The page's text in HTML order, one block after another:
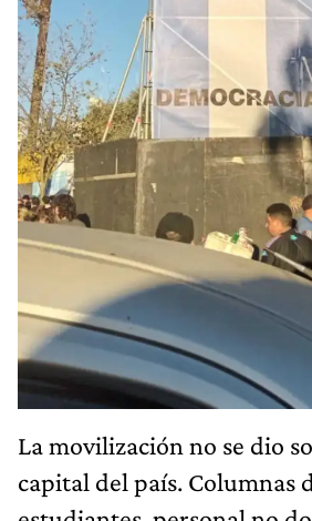
La movilización no se dio
capital del país. Columnas